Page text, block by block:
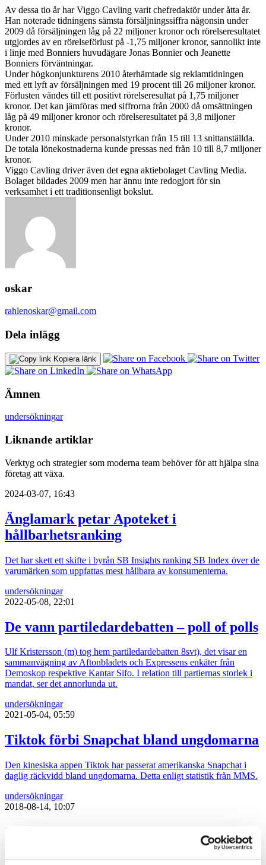
Av dessa tio år har Viggo Cavling varit chefredaktör under åtta år.
Han noterade tidningens sämsta försäljningssiffra någonsin under
2009 då försäljningen låg på 22 miljoner kronor och rörelseresultatet
utgjordes av en rörelseförlust på -1,75 miljoner kronor, sannolikt inte
i linje med Bonniers huvudägare Jonas Bonnier och Jeanette
Bonniers förväntningar.
Under högkonjunkturens 2010 återhämtade sig reklamtidningen
med ett lyft av försäljningen med 19 procent till 26 miljoner kronor.
Förlusten vändes till ett positivt rörelseresultat på 1,75 miljoner
kronor. Det kan jämföras med siffrorna från 2000 då omsättningen
låg på 49 miljoner kronor och rörelseresultatet på 3,8 miljoner
kronor.
Under 2010 minskade personalstyrkan från 15 till 13 snittanställda.
De totala lönekostnaderna kunde pressas ned från 10 till 8,7 miljoner
kronor.
Viggo Cavling driver även det egna aktiebolaget Cavling Media.
Bolaget bildades 2009 men har ännu inte redogjort för sin
verksamhet i ett traditionsenligt bokslut.
oskar
rahlenoskar@gmail.com
Dela inlägg
Kopiera länk
Ämnen
undersökningar
Liknande artiklar
Verktyg och strategier som moderna team behöver för att hjälpa sina
företag att växa.
2024-03-07, 16:43
Änglamark petar Apoteket i
hållbarhetsranking
Det har skett ett skifte i byrån SB Insights ranking SB Index över de
varumärken som uppfattas mest hållbara av konsumenterna.
undersökningar
2022-05-08, 22:01
De vann partiledardebatten – poll of polls
Ulf Kristersson (m) tog hem partiledardebatten 8svt), det visar en
sammanvägning av Aftonbladets och Expressens enkäter från
Demoskop respektive Kantar Sifo. I relation till partiernas storlek i
mandat, ser det annorlunda ut.
undersökningar
2021-05-04, 05:59
Tiktok förbi Snapchat bland ungdomarna
Den kinesiska appen Tiktok har passerat amerikanska Snapchat i
daglig räckvidd bland ungdomarna. Detta enligt statistik från MMS.
undersökningar
2018-08-14, 10:07
Svenska forskare visar samband mellan
skatteparadis och miljöförstöring